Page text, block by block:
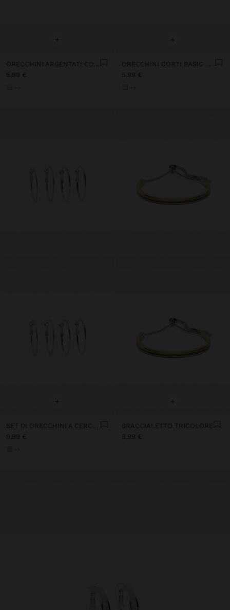
+
5,99 €
+
5,99 €
+
SET DI ORECCHINI A CERCHIO ARGENTATI
9,99 €
+
BRACCIALETTO TRICOLORE
8,99 €